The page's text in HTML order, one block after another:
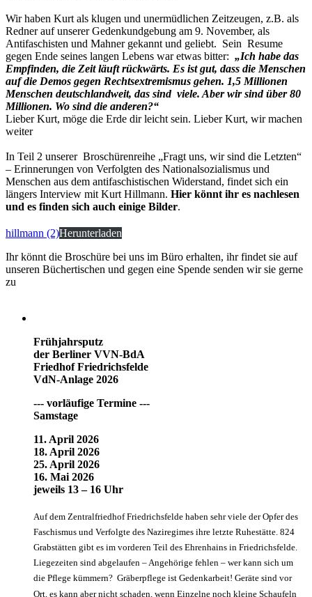
Wir haben Kurt als klugen und unermüdlichen Zeitzeugen, z.B. als
Redner auf unserer Gedenkundgebung am 9. November, als
Antifaschisten und Mahner gekannt und geliebt. Sein Resume
gegen Ende seines langen Lebens war etwas bitter: „Ich habe das
Empfinden, die Zeit läuft rückwärts. Es ist gut, dass die Menschen
auf die Demos gegen Rechtsextremismus gehen. 1,5 Millionen
Menschen deutschlandweit, das sind viele. Aber wir sind über 80
Millionen. Wo sind die anderen?“
Lieber Kurt, möge die Erde dir leicht sein. Lieber Kurt, wir machen
weiter
In Teil 2 unserer Broschürenreihe „Fragt uns, wir sind die Letzten“
– Erinnerungen von Verfolgten des Nationalsozialismus und
Menschen aus dem antifaschistischen Widerstand, findet sich ein
längers Interview mit Kurt Hillmann. Hier könnt ihr es nachlesen
und es finden sich auch einige Bilder.
hillmann (2)Herunterladen
Ihr könnt die Broschüre bei uns im Büro erhalten, ihr findet sie auf
unseren Büchertischen und gegen eine Spende senden wir sie gerne
zu
Frühjahrsputz
der Berliner VVN-BdA
Friedhof Friedrichsfelde
VdN-Anlage 2026
--- vorläufige Termine ---
Samstage
11. April 2026
18. April 2026
25. April 2026
16. Mai 2026
jeweils 13 – 16 Uhr
Auf dem Zentralfriedhof Friedrichsfelde haben sehr viele der Opfer des
Faschismus und Verfolgte des Naziregimes ihre letzte Ruhestätte. 824
Grabstätten gibt es im vorderen Teil des Ehrenhains in Friedrichsfelde.
Liegezeiten sind abgelaufen – Angehörige fehlen – wer kann sich um
die Pflege kümmern? Gräberpflege ist Gedenkarbeit! Geräte sind vor
Ort, es kann aber nicht schaden, wenn Einzelne noch kleine Schaufeln